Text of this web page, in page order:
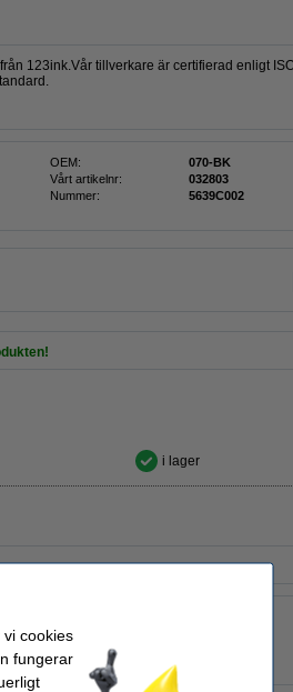
123ink.Vår tillverkare är certifierad enligt
OEM:
070-BK
Vårt artikelnr:
032803
Nummer:
5639C002
i lager
Vårt artikelnr:
cookies
fungerar